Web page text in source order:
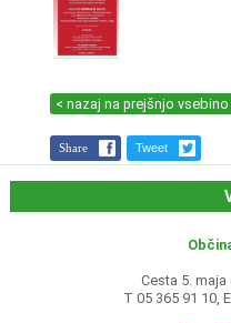
< nazaj na prejšnjo vsebino
Share Tweet
Cesta 5. maja
T 05 365 91 10, E